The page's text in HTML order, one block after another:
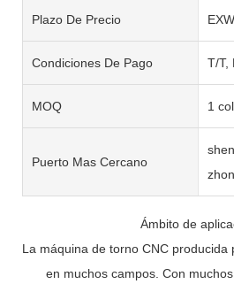
Plazo De Precio
Condiciones De Pago T/T,
MOQ 1
Puerto Mas Cercano
Ámbito de
La máquina de torno CNC producida
en muchos campos. Con